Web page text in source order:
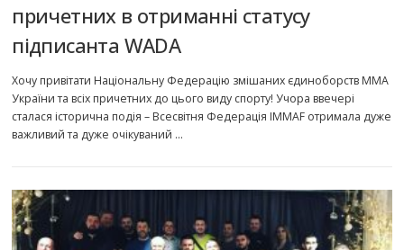
причетних в отриманні статусу
підписанта WADA
Хочу привітати Національну Федерацію змішаних єдиноборств ММА
України та всіх причетних до цього виду спорту! Учора ввечері
сталася історична подія – Всесвітня Федерація IMMAF отримала дуже
важливий та дуже очікуваний …